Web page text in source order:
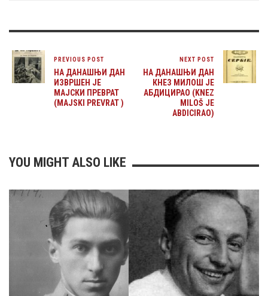
PREVIOUS POST
НА ДАНАШЊИ ДАН
ИЗВРШЕН ЈЕ
МАЈСКИ ПРЕВРАТ
(MAJSKI PREVRAT )
NEXT POST
НА ДАНАШЊИ ДАН
КНЕЗ МИЛОШ ЈЕ
АБДИЦИРАО (KNEZ
MILOŠ JE
ABDICIRAO)
YOU MIGHT ALSO LIKE